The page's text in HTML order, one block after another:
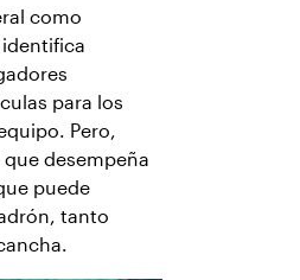
como
para los
Pero,
desempeña
puede
tanto